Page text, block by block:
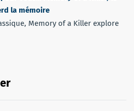
la mémoire
Memory of a Killer explore